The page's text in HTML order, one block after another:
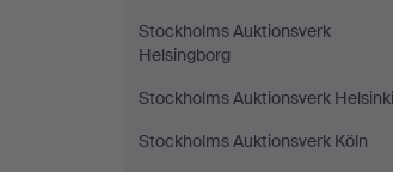
Stockholms Auktionsverk
Helsingborg
Stockholms Auktionsverk Helsinki
Stockholms Auktionsverk Köln